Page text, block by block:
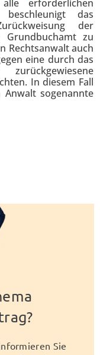
erforderlichen
das
der
Grundbuchamt zu
Rechtsanwalt auch
eine durch das
In diesem Fall
sogenannte
Sie